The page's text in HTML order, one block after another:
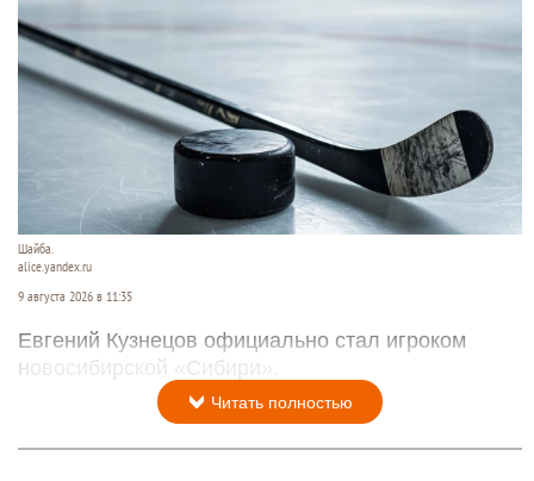
Шайба.
alice.yandex.ru
9 августа 2026 в 11:35
Евгений Кузнецов официально стал игроком
новосибирской «Сибири».
Читать полностью